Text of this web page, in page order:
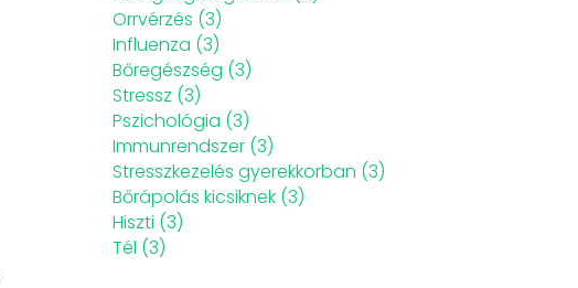
Orrvérzés (3)
Influenza (3)
Bőregészség (3)
Stressz (3)
Pszichológia (3)
Immunrendszer (3)
Stresszkezelés gyerekkorban (3)
Bőrápolás kicsiknek (3)
Hiszti (3)
Tél (3)